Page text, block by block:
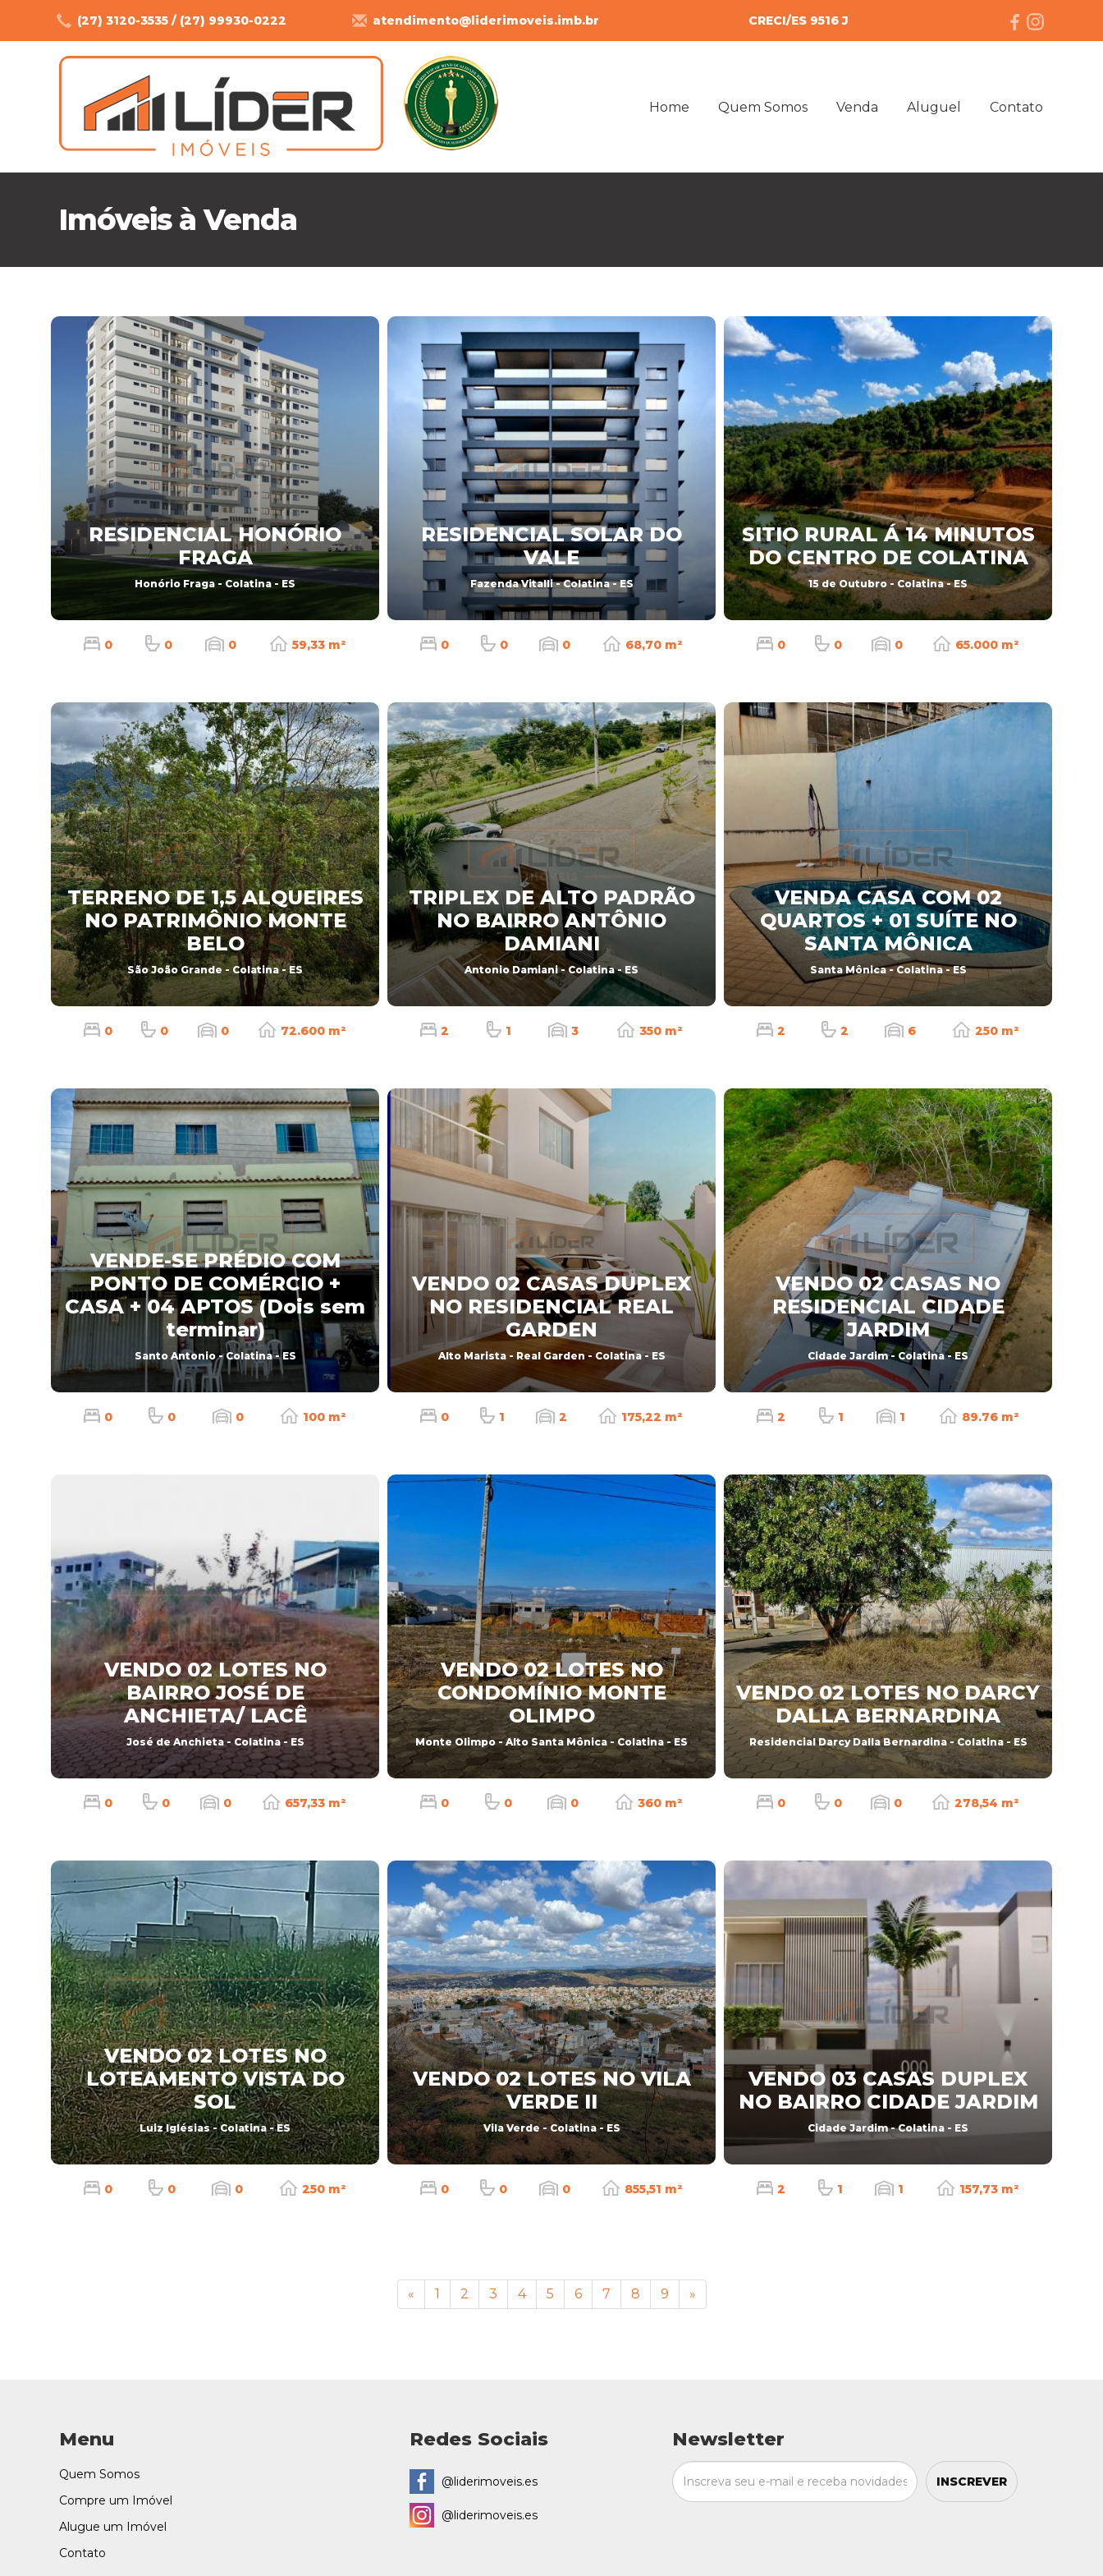
(27) 3120-3535 / (27) 99930-0222 atendimento@liderimoveis.imb.br CRECI/ES 9516 J
Home Quem Somos Venda Aluguel Contato
Imóveis à Venda
RESIDENCIAL HONÓRIO
FRAGA
Honório Fraga - Colatina - ES
0 0 0 59,33 m²
RESIDENCIAL SOLAR DO
VALE
Fazenda Vitalli - Colatina - ES
0 0 0 68,70 m²
SITIO RURAL Á 14 MINUTOS
DO CENTRO DE COLATINA
15 de Outubro - Colatina - ES
0 0 0 65.000 m²
TERRENO DE 1,5 ALQUEIRES
NO PATRIMÔNIO MONTE
BELO
São João Grande - Colatina - ES
0 0 0 72.600 m²
TRIPLEX DE ALTO PADRÃO
NO BAIRRO ANTÔNIO
DAMIANI
Antonio Damiani - Colatina - ES
2 1 3 350 m²
VENDA CASA COM 02
QUARTOS + 01 SUÍTE NO
SANTA MÔNICA
Santa Mônica - Colatina - ES
2 2 6 250 m²
VENDE-SE PRÉDIO COM
PONTO DE COMÉRCIO +
CASA + 04 APTOS (Dois sem
terminar)
Santo Antonio - Colatina - ES
0 0 0 100 m²
VENDO 02 CASAS DUPLEX
NO RESIDENCIAL REAL
GARDEN
Alto Marista - Real Garden - Colatina - ES
0 1 2 175,22 m²
VENDO 02 CASAS NO
RESIDENCIAL CIDADE
JARDIM
Cidade Jardim - Colatina - ES
2 1 1 89.76 m²
VENDO 02 LOTES NO
BAIRRO JOSÉ DE
ANCHIETA/ LACÊ
José de Anchieta - Colatina - ES
0 0 0 657,33 m²
VENDO 02 LOTES NO
CONDOMÍNIO MONTE
OLIMPO
Monte Olimpo - Alto Santa Mônica - Colatina - ES
0 0 0 360 m²
VENDO 02 LOTES NO DARCY
DALLA BERNARDINA
Residencial Darcy Dalla Bernardina - Colatina - ES
0 0 0 278,54 m²
VENDO 02 LOTES NO
LOTEAMENTO VISTA DO
SOL
Luiz Iglésias - Colatina - ES
0 0 0 250 m²
VENDO 02 LOTES NO VILA
VERDE II
Vila Verde - Colatina - ES
0 0 0 855,51 m²
VENDO 03 CASAS DUPLEX
NO BAIRRO CIDADE JARDIM
Cidade Jardim - Colatina - ES
2 1 1 157,73 m²
« 1 2 3 4 5 6 7 8 9 »
Menu
Quem Somos
Compre um Imóvel
Alugue um Imóvel
Contato
Redes Sociais
@liderimoveis.es
@liderimoveis.es
Newsletter
INSCREVER